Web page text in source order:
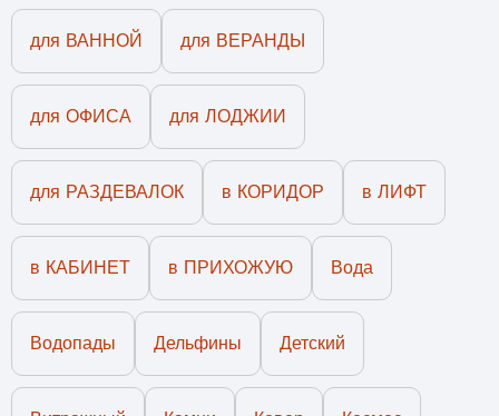
для ВАННОЙ для ВЕРАНДЫ
для ОФИСА для ЛОДЖИИ
для РАЗДЕВАЛОК в КОРИДОР в ЛИФТ
в КАБИНЕТ в ПРИХОЖУЮ Вода
Водопады Дельфины Детский